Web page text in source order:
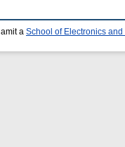
amit a School of Electronics